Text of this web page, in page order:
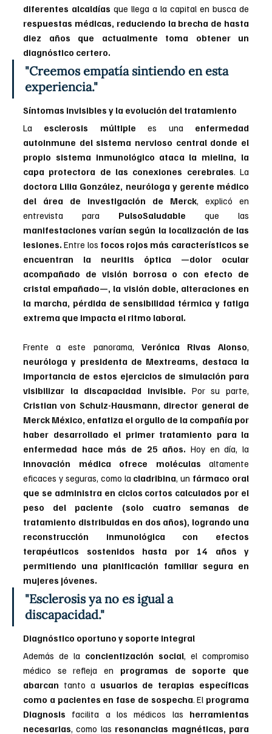
diferentes alcaldías
respuestas médicas, reduciendo la brecha de hasta
diez años que actualmente toma obtener un
diagnóstico certero.
"Creemos empatía sintiendo en esta
experiencia."
Síntomas invisibles y la evolución del tratamiento
La esclerosis múltiple es una enfermedad
autoinmune del sistema nervioso central donde el
propio sistema inmunológico ataca la mielina, la
capa protectora de las conexiones cerebrales
doctora Lilia González, neuróloga y gerente médico
del área de investigación de Merck, explicó en
entrevista para PulsoSaludable
manifestaciones varían según la localización de las
lesiones. Entre los focos rojos más característicos se
encuentran la neuritis óptica —dolor ocular
acompañado de visión borrosa o con efecto de
cristal empañado—, la visión doble, alteraciones en
la marcha, pérdida de sensibilidad térmica y fatiga
extrema que impacta el ritmo laboral.
Frente a este panorama, Verónica Rivas Alonso
neuróloga y presidenta de Mextreams, destaca la
importancia de estos ejercicios de simulación para
visibilizar la discapacidad invisible.
Cristian von Schulz-Hausmann, director general de
Merck México, enfatiza el orgullo de la compañía por
haber desarrollado el primer tratamiento para la
enfermedad hace más de 25 años.
innovación médica ofrece moléculas altamente
eficaces y seguras, como la cladribina, un fármaco oral
que se administra en ciclos cortos calculados por el
peso del paciente (solo cuatro semanas de
tratamiento distribuidas en dos años), logrando una
reconstrucción inmunológica con efectos
terapéuticos sostenidos hasta por 14 años y
permitiendo una planificación familiar segura en
mujeres jóvenes.
"Esclerosis ya no es igual a
discapacidad."
Diagnóstico oportuno y soporte integral
Además de la concientización social, el compromiso
médico se refleja en programas de soporte que
abarcan tanto a usuarios de terapias específicas
como a pacientes en fase de sospecha. El programa
Diagnosis facilita a los médicos las herramientas
necesarias, como las resonancias magnéticas, para